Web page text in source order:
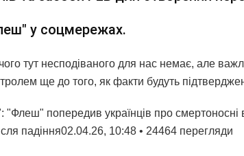
у соцмережах.
тут несподіваного для нас немає, але
ще до того, як факти будуть
попередив українців про смертоносні
падіння02.04.26, 10:48 • 24464 перегляди